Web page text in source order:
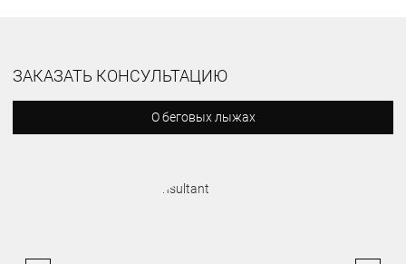
ЗАКАЗАТЬ КОНСУЛЬТАЦИЮ
О беговых лыжах